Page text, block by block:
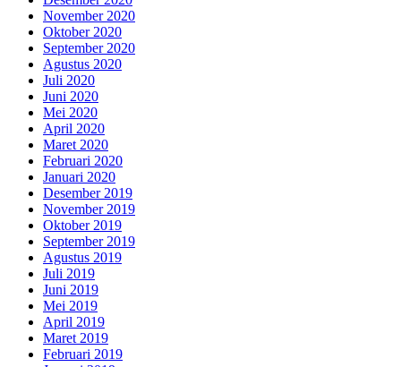
November 2020
Oktober 2020
September 2020
Agustus 2020
Juli 2020
Juni 2020
Mei 2020
April 2020
Maret 2020
Februari 2020
Januari 2020
Desember 2019
November 2019
Oktober 2019
September 2019
Agustus 2019
Juli 2019
Juni 2019
Mei 2019
April 2019
Maret 2019
Februari 2019